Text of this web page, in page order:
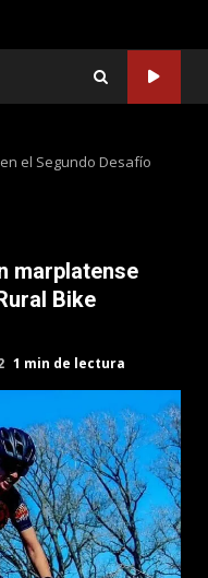
el Segundo Desafío
marplatense
Bike
1 min de lectura